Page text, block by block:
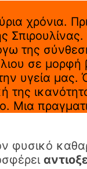
χρόνια.
της
σε
υγεία
της
Μια
φυσικό